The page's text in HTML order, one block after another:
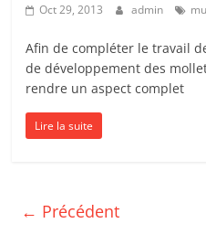
Oct 29, 2013 admin
Afin de compléter le travail
de développement des
rendre un aspect complet
Lire la suite
← Précédent